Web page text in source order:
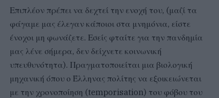
Επιπλέον πρέπει να δεχτεί την ενοχή του, (μαζί τα
φάγαμε μας έλεγαν κάποιοι στα μνημόνια, είστε
ένοχοι μη φωνάζετε. Εσείς φταίτε για την πανδημία
μας λένε σήμερα, δεν δείχνετε κοινωνική
υπευθυνότητα). Πραγματοποιείται μια βιολογική
μηχανική όπου ο Έλληνας πολίτης να εξοικειώνεται
με την χρονοποίηση (temporisation) του φόβου του